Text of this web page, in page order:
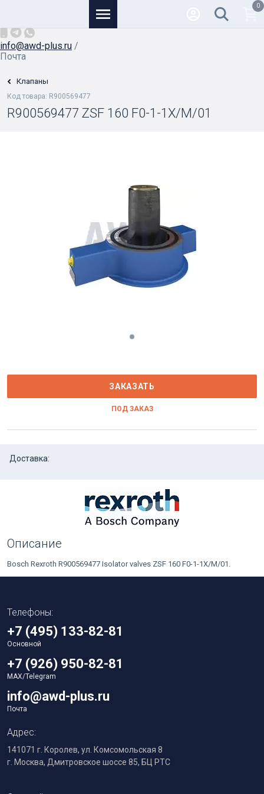
info@awd-plus.ru /
Почта
0
Клапаны
Код товара: R900569477
R900569477 ZSF 160 F0-1-1X/M/01
ЗАКАЗАТЬ
ПОД ЗАКАЗ
Доставка:
Описание
Bosch Rexroth R900569477 Isolator valves ZSF 160 F0-1-1X/M/01.
Телефоны:
+7 (495) 133-82-81
Основной
+7 (926) 950-82-81
MAX/Telegram
info@awd-plus.ru
Почта
Адрес:
141071 г. Королев, ул. Комсомольская 8
г. Москва, Дмитровское шоссе 85, БЦ РТС